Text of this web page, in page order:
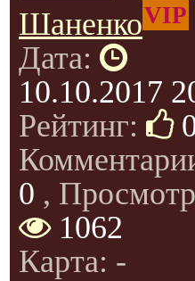
ШаненкоVIP
Дата:
10.10.2017
Рейтинг:
0 ,
1062
Карта: -